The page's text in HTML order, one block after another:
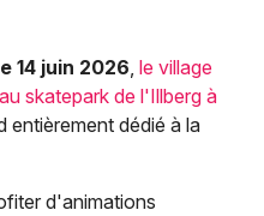
14 juin 2026, le village
skatepark de l'Illberg à
entièrement dédié à la
d'animations